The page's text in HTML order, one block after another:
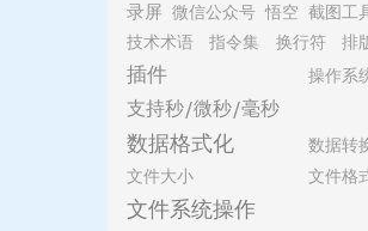
录屏 微信公众号 悟空 截图工
技术术语
指令集 换行符 排
插件 操作系
支持秒/微秒/毫秒
数据格式化
数据转
文件大小
文件格
文件系统操作